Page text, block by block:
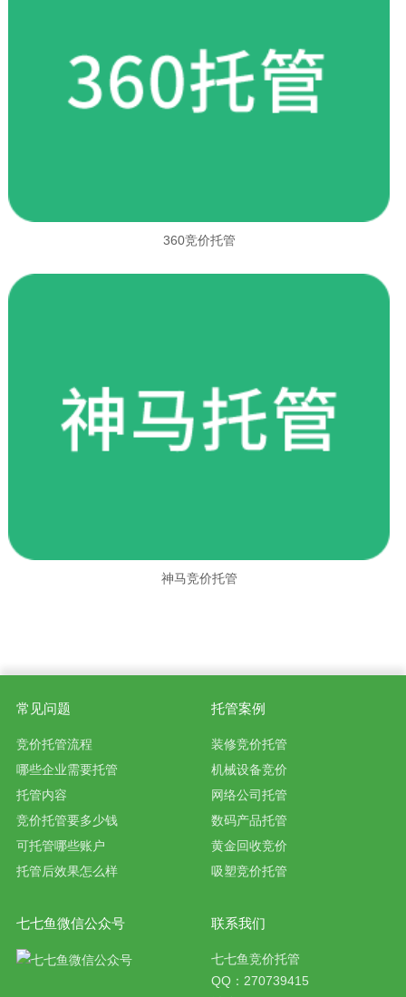
360竞价托管
神马竞价托管
常见问题
竞价托管流程
哪些企业需要托管
托管内容
竞价托管要多少钱
可托管哪些账户
托管后效果怎么样
托管案例
装修竞价托管
机械设备竞价
网络公司托管
数码产品托管
黄金回收竞价
吸塑竞价托管
七七鱼微信公众号 联系我们
七七鱼竞价托管
QQ：270739415